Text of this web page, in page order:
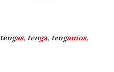
tengas, tenga, tengamos,